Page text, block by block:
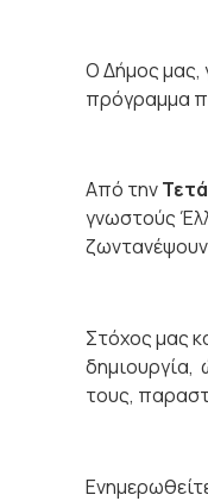
Ο Δήμος μας,
πρόγραμμα
Από την
γνωστούς
ζωντανέψουν
Στόχος μας
δημιουργία,
τους,